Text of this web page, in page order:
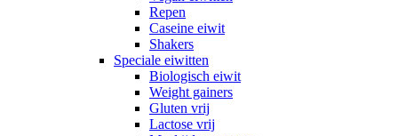
Repen
Caseine eiwit
Shakers
Speciale eiwitten
Biologisch eiwit
Weight gainers
Gluten vrij
Lactose vrij